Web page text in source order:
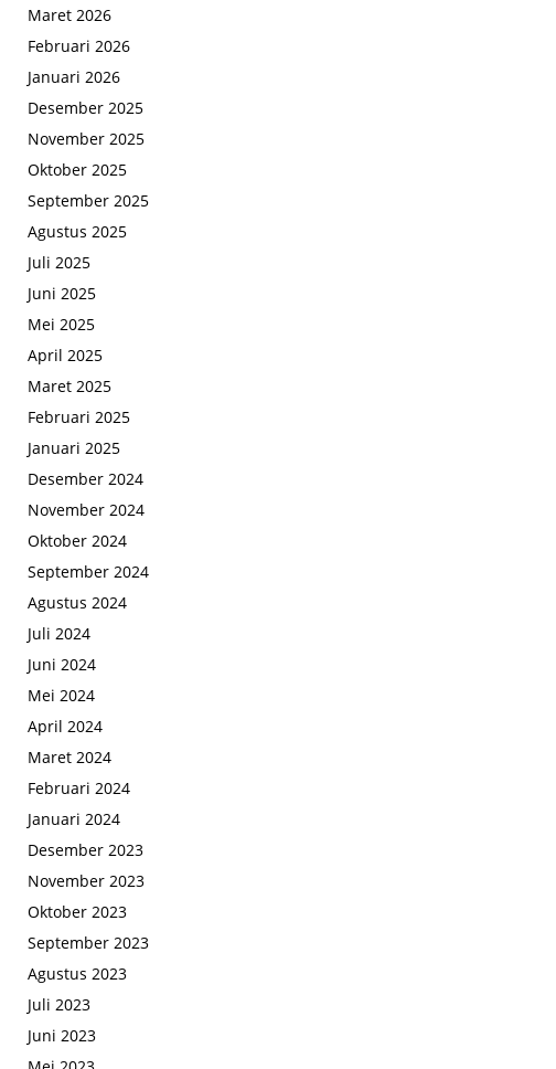
Maret 2026
Februari 2026
Januari 2026
Desember 2025
November 2025
Oktober 2025
September 2025
Agustus 2025
Juli 2025
Juni 2025
Mei 2025
April 2025
Maret 2025
Februari 2025
Januari 2025
Desember 2024
November 2024
Oktober 2024
September 2024
Agustus 2024
Juli 2024
Juni 2024
Mei 2024
April 2024
Maret 2024
Februari 2024
Januari 2024
Desember 2023
November 2023
Oktober 2023
September 2023
Agustus 2023
Juli 2023
Juni 2023